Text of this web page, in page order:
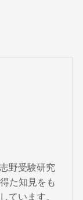
野受験研究
た知見をも
ています。